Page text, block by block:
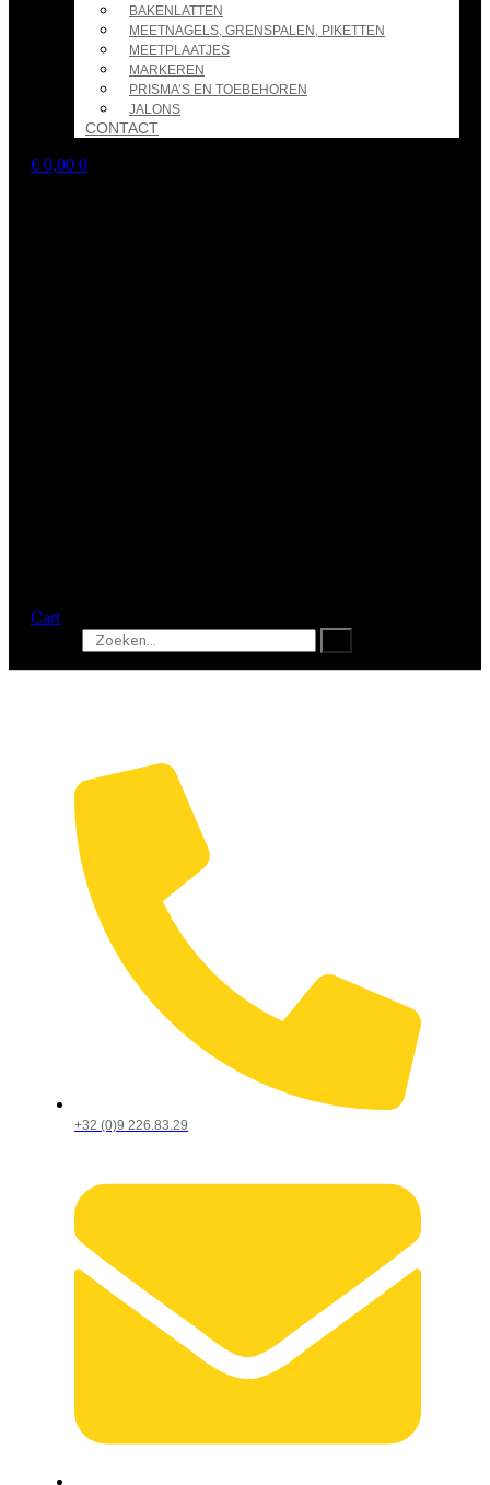
BAKENLATTEN
MEETNAGELS, GRENSPALEN, PIKETTEN
MEETPLAATJES
MARKEREN
PRISMA’S EN TOEBEHOREN
JALONS
CONTACT
€ 0,00 0
Cart
+32 (0)9 226.83.29